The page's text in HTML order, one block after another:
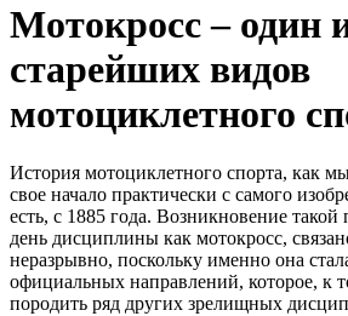
Мотокросс – один
старейших видов
мотоциклетного
История мотоциклетного спорта, как
свое начало практически с самого
есть, с 1885 года. Возникновение
день дисциплины как мотокросс,
неразрывно, поскольку именно она
официальных направлений, которое, к
породить ряд других зрелищных